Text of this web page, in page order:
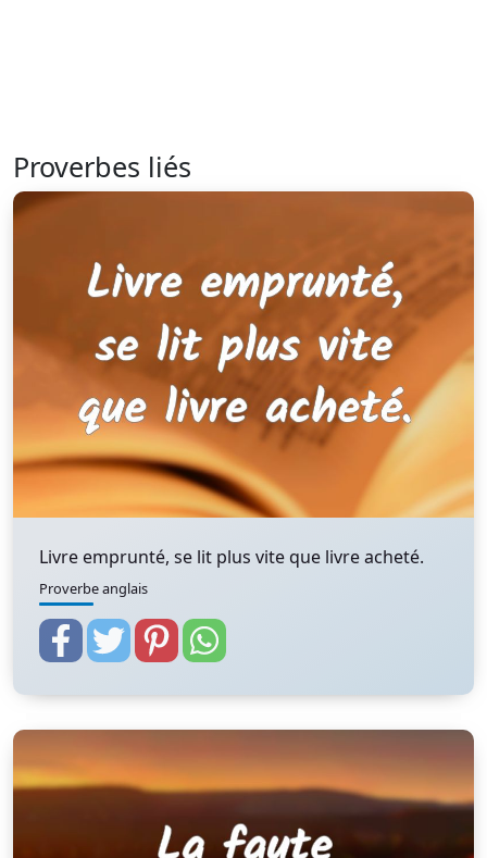
Proverbes liés
Livre emprunté, se lit plus vite que livre acheté.
Proverbe anglais